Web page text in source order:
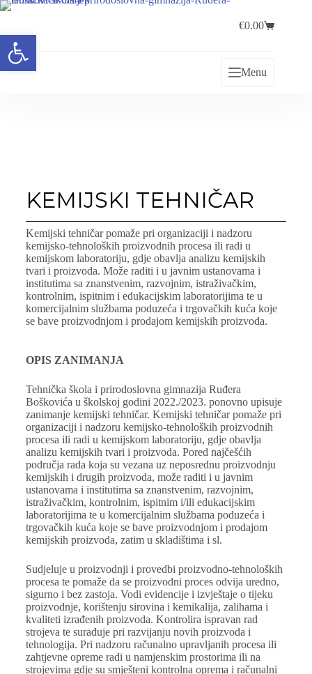
€0.00
Menu
KEMIJSKI TEHNIČAR
Kemijski tehničar pomaže pri organizaciji i nadzoru
kemijsko-tehnoloških proizvodnih procesa ili radi u
kemijskom laboratoriju, gdje obavlja analizu kemijskih
tvari i proizvoda. Može raditi i u javnim ustanovama i
institutima sa znanstvenim, razvojnim, istraživačkim,
kontrolnim, ispitnim i edukacijskim laboratorijima te u
komercijalnim službama poduzeća i trgovačkih kuća koje
se bave proizvodnjom i prodajom kemijskih proizvoda.
OPIS ZANIMANJA
Tehnička škola i prirodoslovna gimnazija Ruđera
Boškovića u školskoj godini 2022./2023. ponovno upisuje
zanimanje kemijski tehničar. Kemijski tehničar pomaže pri
organizaciji i nadzoru kemijsko-tehnoloških proizvodnih
procesa ili radi u kemijskom laboratoriju, gdje obavlja
analizu kemijskih tvari i proizvoda. Pored najčešćih
područja rada koja su vezana uz neposrednu proizvodnju
kemijskih i drugih proizvoda, može raditi i u javnim
ustanovama i institutima sa znanstvenim, razvojnim,
istraživačkim, kontrolnim, ispitnim i/ili edukacijskim
laboratorijima te u komercijalnim službama poduzeća i
trgovačkih kuća koje se bave proizvodnjom i prodajom
kemijskih proizvoda, zatim u skladištima i sl.
Sudjeluje u proizvodnji i provedbi proizvodno-tehnoloških
procesa te pomaže da se proizvodni proces odvija uredno,
sigurno i bez zastoja. Vodi evidencije i izvještaje o tijeku
proizvodnje, korištenju sirovina i kemikalija, zalihama i
kvaliteti izrađenih proizvoda. Kontrolira ispravan rad
strojeva te surađuje pri razvijanju novih proizvoda i
tehnologija. Pri nadzoru računalno upravljanih procesa ili
zahtjevne opreme radi u namjenskim prostorima ili na
strojevima gdje su smješteni kontrolna oprema i računalni
Open toolbar